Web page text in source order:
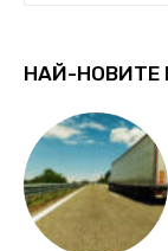
НАЙ-НОВИТЕ